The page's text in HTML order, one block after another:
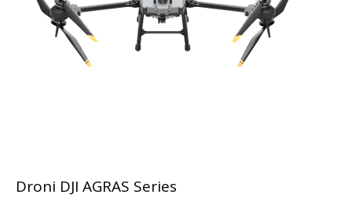
Droni DJI AGRAS Series